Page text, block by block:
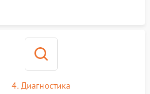
4. Диагностика